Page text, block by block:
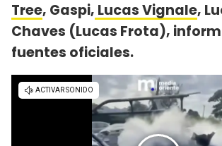
Tree, Gaspi, Lucas Vignale,
Chaves (Lucas Frota),
fuentes oficiales.